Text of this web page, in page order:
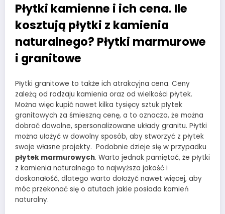
Płytki kamienne i ich cena. Ile
kosztują płytki z kamienia
naturalnego? Płytki marmurowe
i granitowe
Płytki granitowe to także ich atrakcyjna cena. Ceny
zależą od rodzaju kamienia oraz od wielkości płytek.
Można więc kupić nawet kilka tysięcy sztuk płytek
granitowych za śmieszną cenę, a to oznacza, że można
dobrać dowolne, spersonalizowane układy granitu. Płytki
można ułożyć w dowolny sposób, aby stworzyć z płytek
swoje własne projekty. Podobnie dzieje się w przypadku
płytek marmurowych. Warto jednak pamiętać, że płytki
z kamienia naturalnego to najwyższa jakość i
doskonałość, dlatego warto dołożyć nawet więcej, aby
móc przekonać się o atutach jakie posiada kamień
naturalny.